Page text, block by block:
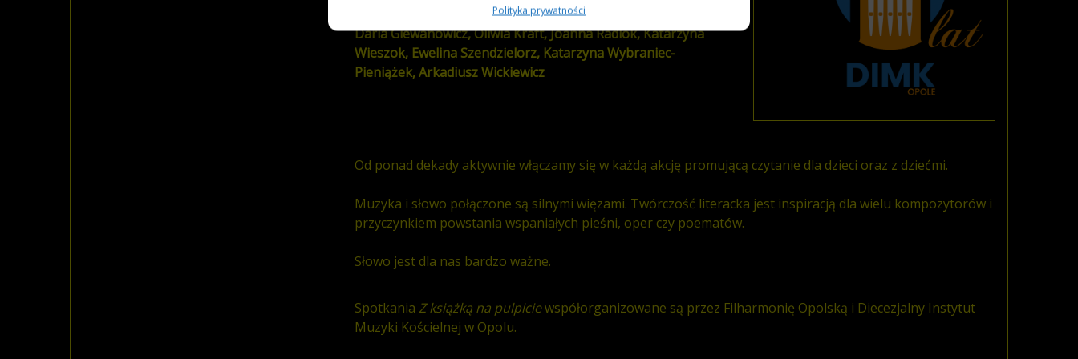
Polityka prywatności
Daria Giewanowicz, Oliwia Kraft, Joanna Radlok, Katarzyna
Wieszok, Ewelina Szendzielorz, Katarzyna Wybraniec-
Pieniążek, Arkadiusz Wickiewicz
Od ponad dekady aktywnie włączamy się w każdą akcję promującą czytanie dla dzieci oraz z dziećmi.
Muzyka i słowo połączone są silnymi więzami. Twórczość literacka jest inspiracją dla wielu kompozytorów i
przyczynkiem powstania wspaniałych pieśni, oper czy poematów.
Słowo jest dla nas bardzo ważne.
Spotkania Z książką na pulpiciewspółorganizowane są przez Filharmonię Opolską i Diecezjalny Instytut
Muzyki Kościelnej w Opolu.